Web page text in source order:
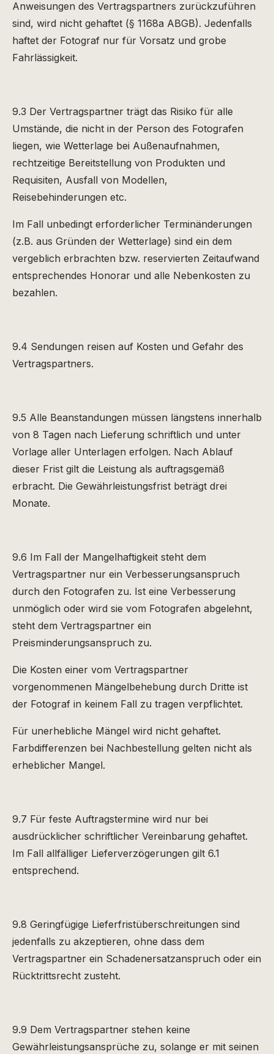
Anweisungen des Vertragspartners zurückzuführen
sind, wird nicht gehaftet (§ 1168a ABGB). Jedenfalls
haftet der Fotograf nur für Vorsatz und grobe
Fahrlässigkeit.
9.3 Der Vertragspartner trägt das Risiko für alle
Umstände, die nicht in der Person des Fotografen
liegen, wie Wetterlage bei Außenaufnahmen,
rechtzeitige Bereitstellung von Produkten und
Requisiten, Ausfall von Modellen,
Reisebehinderungen etc.
Im Fall unbedingt erforderlicher Terminänderungen
(z.B. aus Gründen der Wetterlage) sind ein dem
vergeblich erbrachten bzw. reservierten Zeitaufwand
entsprechendes Honorar und alle Nebenkosten zu
bezahlen.
9.4 Sendungen reisen auf Kosten und Gefahr des
Vertragspartners.
9.5 Alle Beanstandungen müssen längstens innerhalb
von 8 Tagen nach Lieferung schriftlich und unter
Vorlage aller Unterlagen erfolgen. Nach Ablauf
dieser Frist gilt die Leistung als auftragsgemäß
erbracht. Die Gewährleistungsfrist beträgt drei
Monate.
9.6 Im Fall der Mangelhaftigkeit steht dem
Vertragspartner nur ein Verbesserungsanspruch
durch den Fotografen zu. Ist eine Verbesserung
unmöglich oder wird sie vom Fotografen abgelehnt,
steht dem Vertragspartner ein
Preisminderungsanspruch zu.
Die Kosten einer vom Vertragspartner
vorgenommenen Mängelbehebung durch Dritte ist
der Fotograf in keinem Fall zu tragen verpflichtet.
Für unerhebliche Mängel wird nicht gehaftet.
Farbdifferenzen bei Nachbestellung gelten nicht als
erheblicher Mangel.
9.7 Für feste Auftragstermine wird nur bei
ausdrücklicher schriftlicher Vereinbarung gehaftet.
Im Fall allfälliger Lieferverzögerungen gilt 6.1
entsprechend.
9.8 Geringfügige Lieferfristüberschreitungen sind
jedenfalls zu akzeptieren, ohne dass dem
Vertragspartner ein Schadenersatzanspruch oder ein
Rücktrittsrecht zusteht.
9.9 Dem Vertragspartner stehen keine
Gewährleistungsansprüche zu, solange er mit seinen